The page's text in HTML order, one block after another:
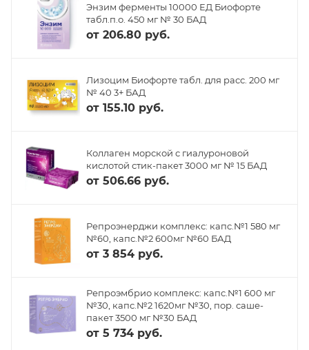
Энзим ферменты 10000 ЕД Биофорте
табл.п.о. 450 мг № 30 БАД
от 206.80 руб.
Лизоцим Биофорте табл. для расс. 200 мг
№ 40 3+ БАД
от 155.10 руб.
Коллаген морской с гиалуроновой
кислотой стик-пакет 3000 мг № 15 БАД
от 506.66 руб.
Репроэнерджи комплекс: капс.№1 580 мг
№60, капс.№2 600мг №60 БАД
от 3 854 руб.
Репроэмбрио комплекс: капс.№1 600 мг
№30, капс.№2 1620мг №30, пор. саше-
пакет 3500 мг №30 БАД
от 5 734 руб.